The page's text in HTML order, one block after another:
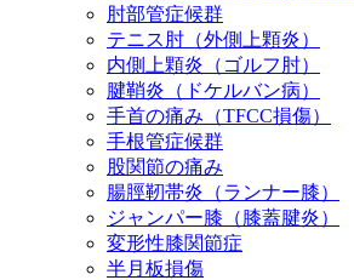
肘部管症候群
テニス肘（外側上顆炎）
内側上顆炎（ゴルフ肘）
腱鞘炎（ドケルバン病）
手首の痛み（TFCC損傷）
手根管症候群
股関節の痛み
腸脛靭帯炎（ランナー膝）
ジャンパー膝（膝蓋腱炎）
変形性膝関節症
半月板損傷